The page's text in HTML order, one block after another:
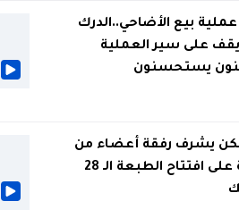
بيع الأضاحي..الدرك
على سير العملية
يستحسنون
يشرف رفقة أعضاء من
الحكومة على افتتاح الطبعة الـ 28